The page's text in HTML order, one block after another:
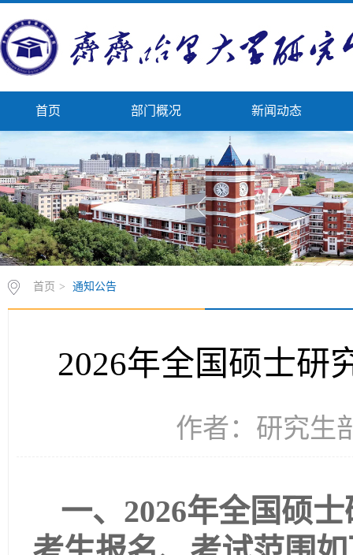
首页 部门概况 新闻动态
首页 > 通知公告
2026年全国硕士研
作者：研究生
一、2026年全国硕